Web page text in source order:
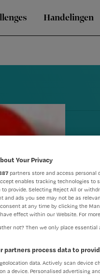
Handelingen
Your Privacy
partners store and access personal
enables tracking technologies to
to provide. Selecting Reject All or
and ads you see may not be as
at any time by clicking the
effect within our Website. For
not? Then we only place
partners process data to
data. Actively scan device
a device. Personalised advertising